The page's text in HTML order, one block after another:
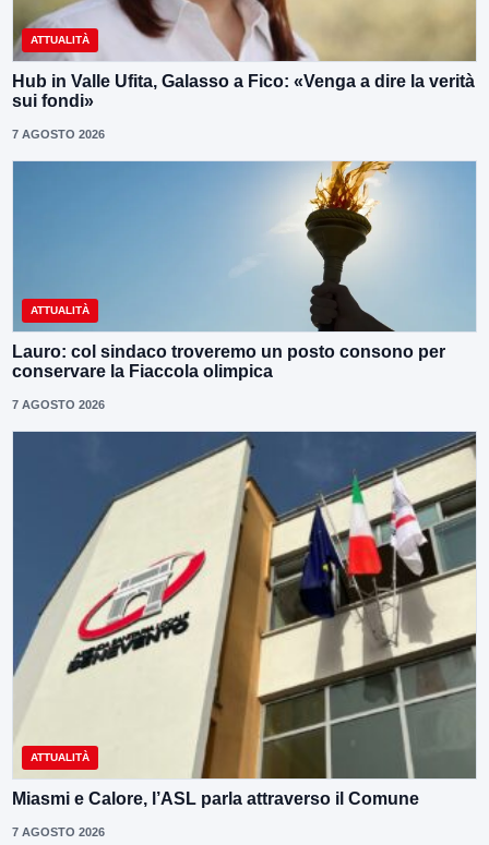
ATTUALITÀ
Hub in Valle Ufita, Galasso a Fico: «Venga a dire la verità
sui fondi»
7 AGOSTO 2026
ATTUALITÀ
Lauro: col sindaco troveremo un posto consono per
conservare la Fiaccola olimpica
7 AGOSTO 2026
ATTUALITÀ
Miasmi e Calore, l’ASL parla attraverso il Comune
7 AGOSTO 2026